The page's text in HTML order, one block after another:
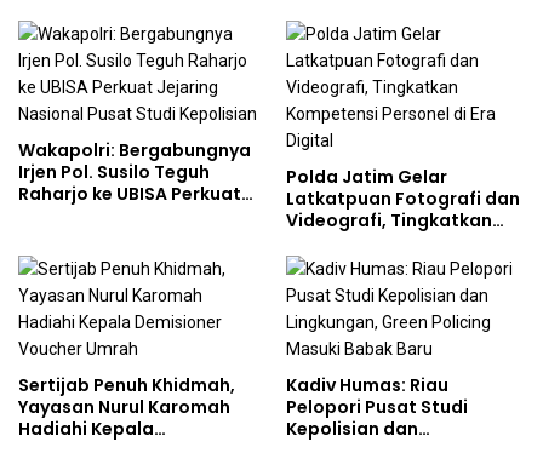
Siswa Sekolah Rakyat
Wakapolri: Bergabungnya
Irjen Pol. Susilo Teguh
Raharjo ke UBISA Perkuat
Polda Jatim Gelar
Latkatpuan Fotografi dan
Videografi, Tingkatkan
Era Digital
Sertijab Penuh Khidmah,
Yayasan Nurul Karomah
Hadiahi Kepala
Kadiv Humas: Riau
Pelopori Pusat Studi
Kepolisian dan